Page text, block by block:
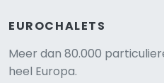
EUROCHALETS
Meer dan 80.000
heel Europa.